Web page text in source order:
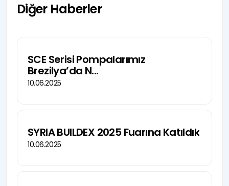
Diğer Haberler
SCE Serisi Pompalarımız
Brezilya’da N...
10.06.2025
SYRIA BUILDEX 2025 Fuarına Katıldık
10.06.2025